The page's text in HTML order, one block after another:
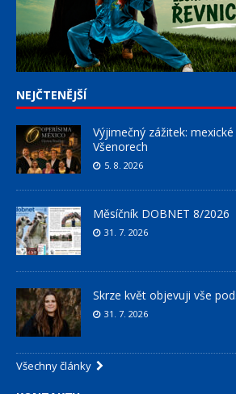
NEJČTENĚJŠÍ
Výjimečný zážitek:
Všenorech
5. 8. 2026
Měsíčník DOBNET 8/2026
31. 7. 2026
Skrze květ objevuji vše
31. 7. 2026
Všechny články